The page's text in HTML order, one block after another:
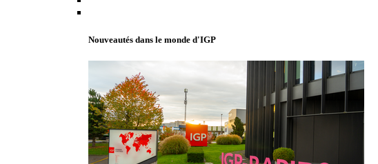
Nouveautés dans le monde d'IGP